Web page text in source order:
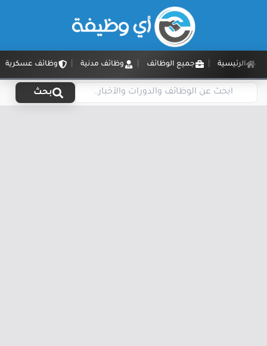
الرئيسية جميع الوظائف وظائف مدنية وظائف عسكرية
بحث